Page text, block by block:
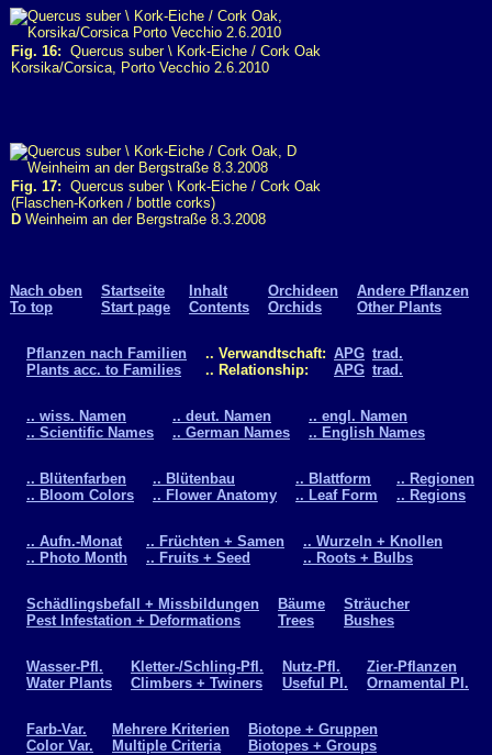
Fig. 16: Quercus suber \ Kork-Eiche / Cork Oak
Korsika/Corsica, Porto Vecchio 2.6.2010
Fig. 17: Quercus suber \ Kork-Eiche / Cork Oak
(Flaschen-Korken / bottle corks)
D Weinheim an der Bergstraße 8.3.2008
Nach oben
To top
Startseite
Start page
Inhalt
Contents
Orchideen
Orchids
Andere Pflanzen
Other Plants
Pflanzen nach Familien
Plants acc. to Families
.. Verwandtschaft:
.. Relationship:
APG
APG
trad.
trad.
.. wiss. Namen
.. Scientific Names
.. deut. Namen
.. German Names
.. engl. Namen
.. English Names
.. Blütenfarben
.. Bloom Colors
.. Blütenbau
.. Flower Anatomy
.. Blattform
.. Leaf Form
.. Regionen
.. Regions
.. Aufn.-Monat
.. Photo Month
.. Früchten + Samen
.. Fruits + Seed
.. Wurzeln + Knollen
.. Roots + Bulbs
Schädlingsbefall + Missbildungen
Pest Infestation + Deformations
Bäume
Trees
Sträucher
Bushes
Wasser-Pfl.
Water Plants
Kletter-/Schling-Pfl.
Climbers + Twiners
Nutz-Pfl.
Useful Pl.
Zier-Pflanzen
Ornamental Pl.
Farb-Var.
Color Var.
Mehrere Kriterien
Multiple Criteria
Biotope + Gruppen
Biotopes + Groups